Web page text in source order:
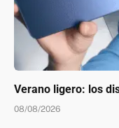
Verano ligero: los
08/08/2026